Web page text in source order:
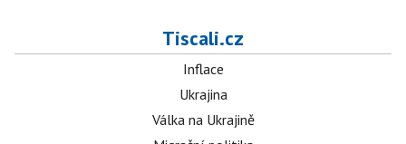
Tiscali.cz
Inflace
Ukrajina
Válka na Ukrajině